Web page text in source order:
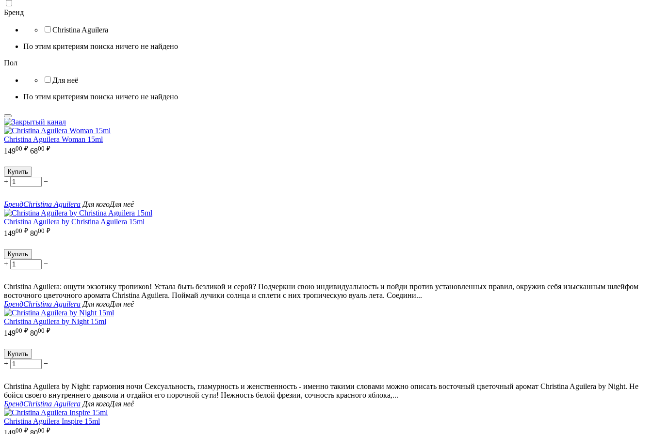
Бренд
Christina Aguilera
По этим критериям поиска ничего не найдено
Пол
Для неё
По этим критериям поиска ничего не найдено
Christina Aguilera Woman 15ml
14900 ₽ 6800 ₽
Купить
+ −
БрендChristina Aguilera Для когоДля неё
Christina Aguilera by Christina Aguilera 15ml
14900 ₽ 8000 ₽
Купить
+ −
Christina Aguilera: ощути экзотику тропиков! Устала быть безликой и серой? Подчеркни свою индивидуальность и пойди против установленных правил, окружив себя изысканным шлейфом
восточного цветочного аромата Christina Aguilera. Поймай лучики солнца и сплети с них тропическую вуаль лета. Соедини...
БрендChristina Aguilera Для когоДля неё
Christina Aguilera by Night 15ml
14900 ₽ 8000 ₽
Купить
+ −
Christina Aguilera by Night: гармония ночи Сексуальность, гламурность и женственность - именно такими словами можно описать восточный цветочный аромат Christina Aguilera by Night. Не
бойся своего внутреннего дьявола и отдайся его порочной сути! Нежность белой фрезии, сочность красного яблока,...
БрендChristina Aguilera Для когоДля неё
Christina Aguilera Inspire 15ml
00 ₽ 00 ₽